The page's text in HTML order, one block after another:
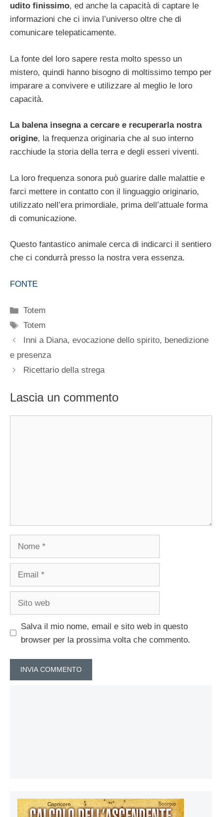
udito finissimo, ed anche la capacità di captare le
informazioni che ci invia l’universo oltre che di
comunicare telepaticamente.
La fonte del loro sapere resta molto spesso un
mistero, quindi hanno bisogno di moltissimo tempo per
imparare a convivere e utilizzare al meglio le loro
capacità.
La balena insegna a cercare e recuperarla nostra
origine, la frequenza originaria che al suo interno
racchiude la storia della terra e degli esseri viventi.
La loro frequenza sonora può guarire dalle malattie e
farci mettere in contatto con il linguaggio originario,
utilizzato nell’era primordiale, prima dell’attuale forma
di comunicazione.
Questo fantastico animale cerca di indicarci il sentiero
che ci condurrà presso la nostra vera essenza.
FONTE
Categorie
Totem
Tag
Totem
Inni a Diana, evocazione dello spirito, benedizione
e presenza
Ricettario della strega
Lascia un commento
Nome
Email
Sito
Salva il mio nome, email e sito web in questo
browser per la prossima volta che commento.